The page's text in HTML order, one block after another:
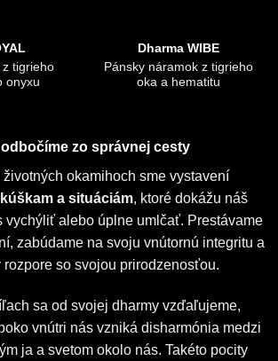
z tigrieho
onyxu
Dharma WIBE
Pánsky náramok z tigrieho
oka a hematitu
zo správnej cesty
okamihoch sme vystavení
a situáciám, ktoré dokážu náš
vychýliť alebo úplne umlčať. Prestávame
zabúdame na svoju vnútornú integritu a
rozpore so svojou prirodzenosťou.
sa od svojej dharmy vzďaľujeme,
vnútri nás vzniká disharmónia medzi
ja a svetom okolo nás. Takéto pocity